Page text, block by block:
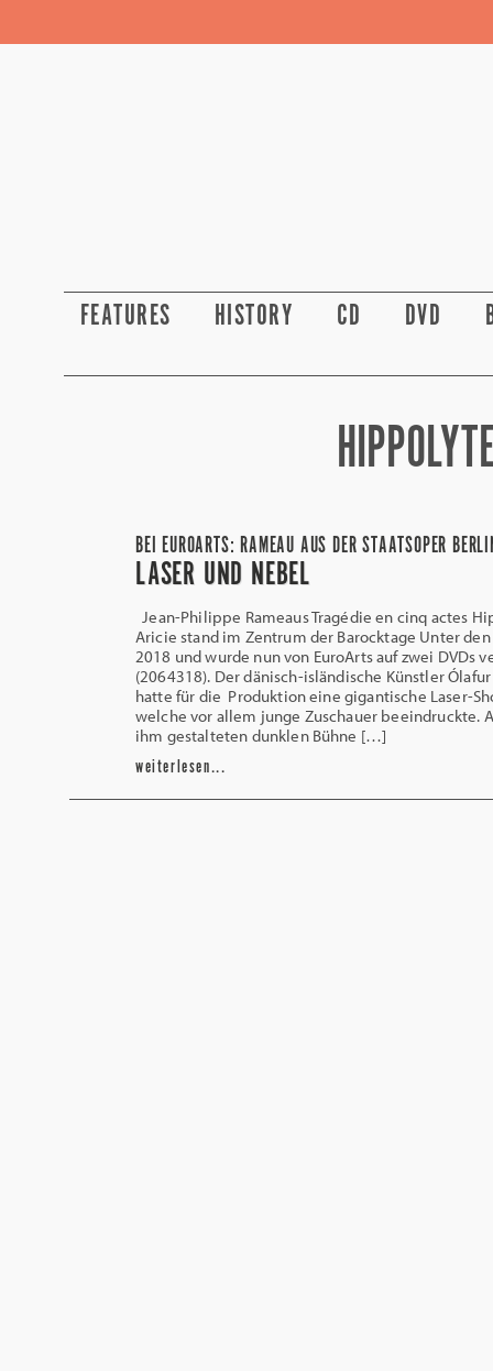
FEATURES HISTORY CD DVD
BEI EUROARTS: RAMEAU AUS DER STAATSOPER
LASER UND NEBEL
Jean-Philippe Rameaus Tragédie en cinq actes
Aricie stand im Zentrum der Barocktage Unter
2018 und wurde nun von EuroArts auf zwei DVDs
(2064318). Der dänisch-isländische Künstler Ólafur
hatte für die Produktion eine gigantische Laser-
welche vor allem junge Zuschauer beeindruckte.
ihm gestalteten dunklen Bühne […]
weiterlesen...